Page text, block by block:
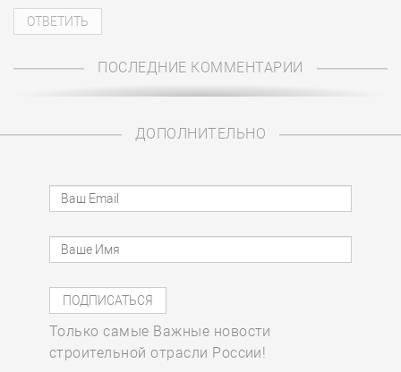
ПОСЛЕДНИЕ КОММЕНТАРИИ
ДОПОЛНИТЕЛЬНО
Только самые Важные новости
строительной отрасли России!